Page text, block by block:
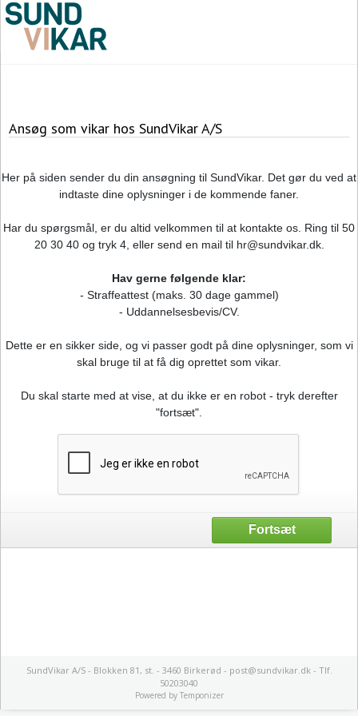
Ansøg som vikar hos SundVikar A/S
Her på siden sender du din ansøgning til SundVikar. Det gør du ved at
indtaste dine oplysninger i de kommende faner.
Har du spørgsmål, er du altid velkommen til at kontakte os. Ring til 50
20 30 40 og tryk 4, eller send en mail til hr@sundvikar.dk.
Hav gerne følgende klar:
- Straffeattest (maks. 30 dage gammel)
- Uddannelsesbevis/CV.
Dette er en sikker side, og vi passer godt på dine oplysninger, som vi
skal bruge til at få dig oprettet som vikar.
Du skal starte med at vise, at du ikke er en robot - tryk derefter
"fortsæt".
SundVikar A/S - Blokken 81, st. - 3460 Birkerød - post@sundvikar.dk - Tlf.
50203040
Powered by Temponizer